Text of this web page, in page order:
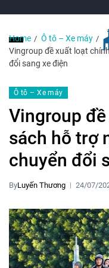
Home
Ô tô – Xe máy
Vingroup đề xuất loạt
đổi sang xe điện
Ô tô – Xe máy
Vingroup
sách hỗ trợ
chuyển đổi
ByLuyến Thương 24/07/